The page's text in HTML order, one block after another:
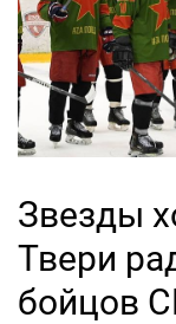
Звезды
Твери
бойцов